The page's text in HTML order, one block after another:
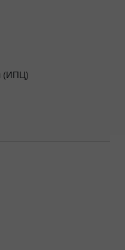
(ИПЦ)